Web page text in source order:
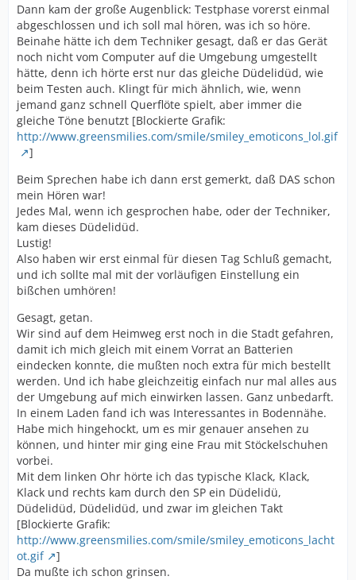
Dann kam der große Augenblick: Testphase vorerst einmal
abgeschlossen und ich soll mal hören, was ich so höre.
Beinahe hätte ich dem Techniker gesagt, daß er das Gerät
noch nicht vom Computer auf die Umgebung umgestellt
hätte, denn ich hörte erst nur das gleiche Düdelidüd, wie
beim Testen auch. Klingt für mich ähnlich, wie, wenn
jemand ganz schnell Querflöte spielt, aber immer die
gleiche Töne benutzt [Blockierte Grafik:
http://www.greensmilies.com/smile/smiley_emoticons_lol.gif
]
Beim Sprechen habe ich dann erst gemerkt, daß DAS schon
mein Hören war!
Jedes Mal, wenn ich gesprochen habe, oder der Techniker,
kam dieses Düdelidüd.
Lustig!
Also haben wir erst einmal für diesen Tag Schluß gemacht,
und ich sollte mal mit der vorläufigen Einstellung ein
bißchen umhören!
Gesagt, getan.
Wir sind auf dem Heimweg erst noch in die Stadt gefahren,
damit ich mich gleich mit einem Vorrat an Batterien
eindecken konnte, die mußten noch extra für mich bestellt
werden. Und ich habe gleichzeitig einfach nur mal alles aus
der Umgebung auf mich einwirken lassen. Ganz unbedarft.
In einem Laden fand ich was Interessantes in Bodennähe.
Habe mich hingehockt, um es mir genauer ansehen zu
können, und hinter mir ging eine Frau mit Stöckelschuhen
vorbei.
Mit dem linken Ohr hörte ich das typische Klack, Klack,
Klack und rechts kam durch den SP ein Düdelidü,
Düdelidüd, Düdelidüd, und zwar im gleichen Takt
[Blockierte Grafik:
http://www.greensmilies.com/smile/smiley_emoticons_lacht
ot.gif
]
Da mußte ich schon grinsen.